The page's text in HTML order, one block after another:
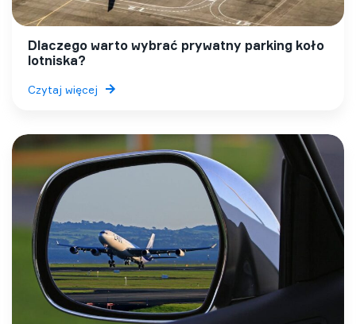
Dlaczego warto wybrać prywatny parking koło
lotniska?
Czytaj więcej